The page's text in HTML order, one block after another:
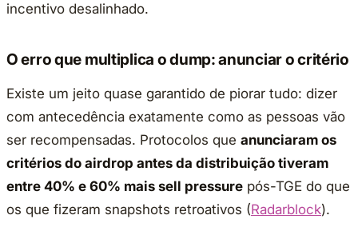
incentivo desalinhado.
O erro que multiplica o dump: anunciar o critério
Existe um jeito quase garantido de piorar tudo: dizer
com antecedência exatamente como as pessoas vão
ser recompensadas. Protocolos que anunciaram os
critérios do airdrop antes da distribuição tiveram
entre 40% e 60% mais sell pressure pós-TGE do que
os que fizeram snapshots retroativos (Radarblock).